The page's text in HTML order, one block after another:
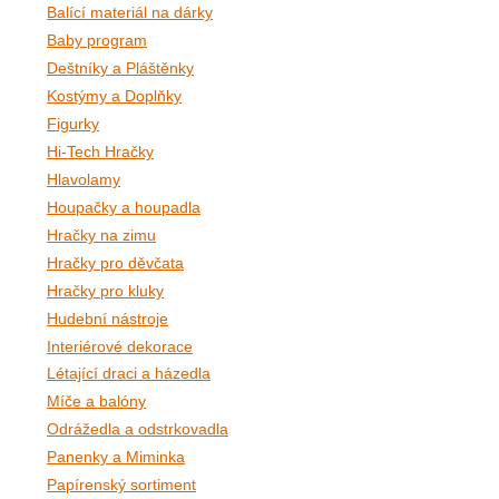
Balící materiál na dárky
Baby program
Deštníky a Pláštěnky
Kostýmy a Doplňky
Figurky
Hi-Tech Hračky
Hlavolamy
Houpačky a houpadla
Hračky na zimu
Hračky pro děvčata
Hračky pro kluky
Hudební nástroje
Interiérové dekorace
Létající draci a házedla
Míče a balóny
Odrážedla a odstrkovadla
Panenky a Miminka
Papírenský sortiment